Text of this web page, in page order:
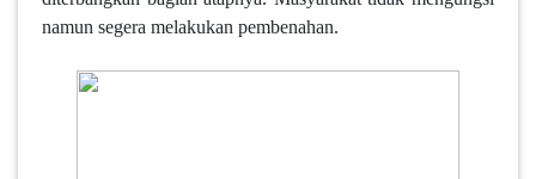
namun segera melakukan pembenahan.